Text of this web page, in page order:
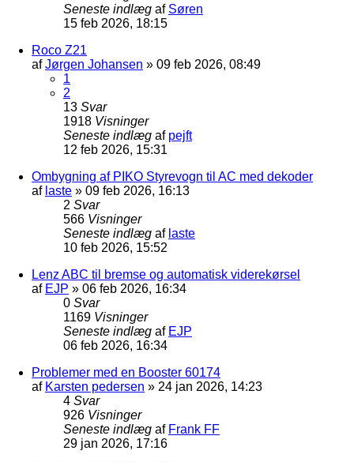
Seneste indlæg af Søren
15 feb 2026, 18:15
Roco Z21
afJørgen Johansen » 09 feb 2026, 08:49
1
2
13 Svar
1918 Visninger
Seneste indlæg af pejft
12 feb 2026, 15:31
Ombygning af PIKO Styrevogn til AC med dekoder
af laste » 09 feb 2026, 16:13
2 Svar
566 Visninger
Seneste indlæg af laste
10 feb 2026, 15:52
Lenz ABC til bremse og automatisk viderekørsel
af EJP » 06 feb 2026, 16:34
0 Svar
1169 Visninger
Seneste indlæg af EJP
06 feb 2026, 16:34
Problemer med en Booster 60174
af Karsten pedersen » 24 jan 2026, 14:23
4 Svar
926 Visninger
Seneste indlæg af Frank FF
29 jan 2026, 17:16